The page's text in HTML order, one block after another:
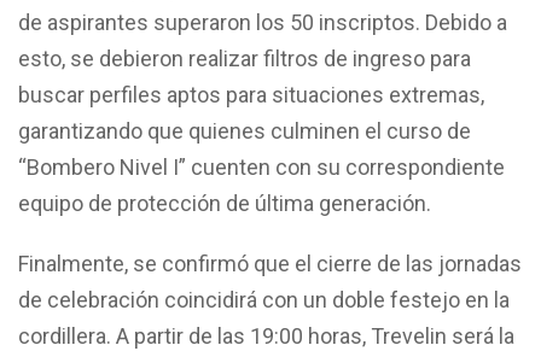
de aspirantes superaron los 50 inscriptos. Debido a
esto, se debieron realizar filtros de ingreso para
buscar perfiles aptos para situaciones extremas,
garantizando que quienes culminen el curso de
“Bombero Nivel I” cuenten con su correspondiente
equipo de protección de última generación.
Finalmente, se confirmó que el cierre de las jornadas
de celebración coincidirá con un doble festejo en la
cordillera. A partir de las 19:00 horas, Trevelin será la